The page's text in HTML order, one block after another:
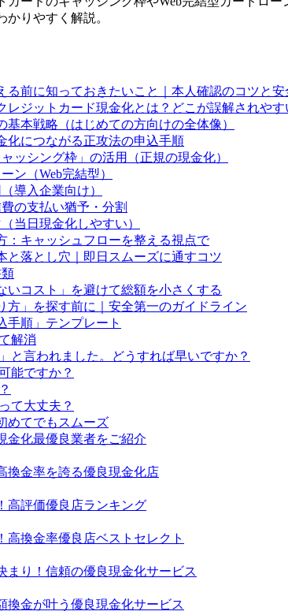
りやすく解説。
る前に知っておきたいこと｜本人確認のコツと
レジットカード現金化とは？どこが誤解されやす
本戦略（はじめての方向けの全体像）
化につながる正攻法の申込手順
ッシング枠」の活用（正規の現金化）
ン（Web完結型）
導入企業向け）
の支払い猶予・分割
当日現金化しやすい）
：キャッシュフローを整える視点で
と落とし穴｜即日スムーズに通すコツ
いコスト」を避けて総額を小さくする
方」を探す前に｜安全第一のガイドライン
手順」テンプレート
解消
と言われました。どうすれば早いですか？
能ですか？
て大丈夫？
めてでもスムーズ
金化最優良業者をご紹介
換金率を誇る優良現金化店
高評価優良店ランキング
高換金率優良店ベストセレクト
まり！信頼の優良現金化サービス
換金が叶う優良現金化サービス